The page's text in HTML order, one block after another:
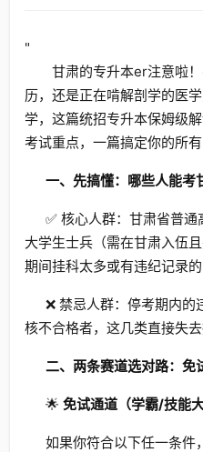
"
甘肃的专升本er注意啦
历，还是正在啃解剖学的医
学，这篇统招专升本保姆级
考试重点，一篇搞定你的所
一、先搞懂：哪些人能考
✅ 核心人群：甘肃省普
大学生士兵（需在甘肃入伍
期间挂科太多或有违纪记录
❌ 禁忌人群：停考期内
核不合格者，这几类直接失去
二、两条赛道选对路：免
🌟 免试通道（学霸/技能大
如果你符合以下任一条件